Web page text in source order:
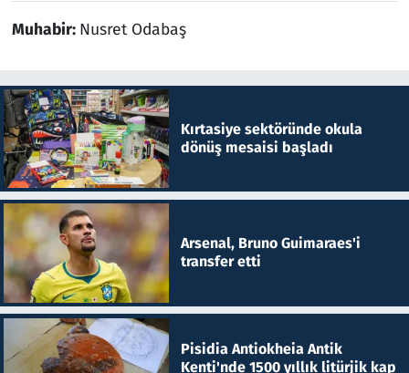
Muhabir: Nusret Odabaş
Kırtasiye sektöründe okula
dönüş mesaisi başladı
Arsenal, Bruno Guimaraes'i
transfer etti
Pisidia Antiokheia Antik
Kenti'nde 1500 yıllık litürjik kap